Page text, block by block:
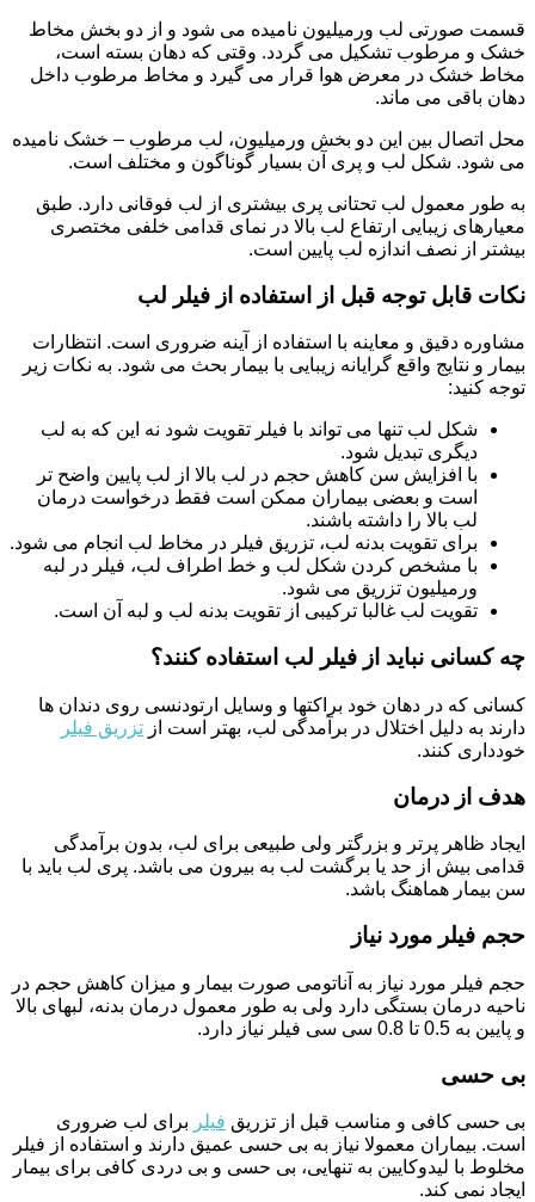
قسمت صورتی لب ورمیلیون نامیده می شود و از دو بخش مخاط
خشک و مرطوب تشکیل می گردد. وقتی که دهان بسته است،
مخاط خشک در معرض هوا قرار می گیرد و مخاط مرطوب داخل
دهان باقی می ماند.
محل اتصال بین این دو بخش ورمیلیون، لب مرطوب – خشک نامیده
می شود. شکل لب و پری آن بسیار گوناگون و مختلف است.
به طور معمول لب تحتانی پری بیشتری از لب فوقانی دارد. طبق
معیارهای زیبایی ارتفاع لب بالا در نمای قدامی خلفی مختصری
بیشتر از نصف اندازه لب پایین است.
نکات قابل توجه قبل از استفاده از فیلر لب
مشاوره دقیق و معاینه با استفاده از آینه ضروری است. انتظارات
بیمار و نتایج واقع گرایانه زیبایی با بیمار بحث می شود. به نکات زیر
توجه کنید:
شکل لب تنها می تواند با فیلر تقویت شود نه این که به لب
دیگری تبدیل شود.
با افزایش سن کاهش حجم در لب بالا از لب پایین واضح تر
است و بعضی بیماران ممکن است فقط درخواست درمان
لب بالا را داشته باشند.
برای تقویت بدنه لب، تزریق فیلر در مخاط لب انجام می شود.
با مشخص کردن شکل لب و خط اطراف لب، فیلر در لبه
ورمیلیون تزریق می شود.
تقویت لب غالبا ترکیبی از تقویت بدنه لب و لبه آن است.
چه کسانی نباید از فیلر لب استفاده کنند؟
کسانی که در دهان خود براکتها و وسایل ارتودنسی روی دندان ها
دارند به دلیل اختلال در برآمدگی لب، بهتر است از تزریق فیلر
خودداری کنند.
هدف از درمان
ایجاد ظاهر پرتر و بزرگتر ولی طبیعی برای لب، بدون برآمدگی
قدامی بیش از حد یا برگشت لب به بیرون می باشد. پری لب باید با
سن بیمار هماهنگ باشد.
حجم فیلر مورد نیاز
حجم فیلر مورد نیاز به آناتومی صورت بیمار و میزان کاهش حجم در
ناحیه درمان بستگی دارد ولی به طور معمول درمان بدنه، لبهای بالا
و پایین به 0.5 تا 0.8 سی سی فیلر نیاز دارد.
بی حسی
بی حسی کافی و مناسب قبل از تزریق فیلر برای لب ضروری
است. بیماران معمولا نیاز به بی حسی عمیق دارند و استفاده از فیلر
مخلوط با لیدوکایین به تنهایی، بی حسی و بی دردی کافی برای بیمار
ایجاد نمی کند.